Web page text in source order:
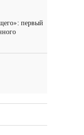
первый
2026 год